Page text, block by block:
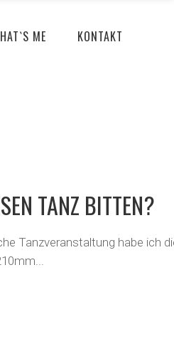
ME KONTAKT
TANZ BITTEN?
Tanzveranstaltung habe ich